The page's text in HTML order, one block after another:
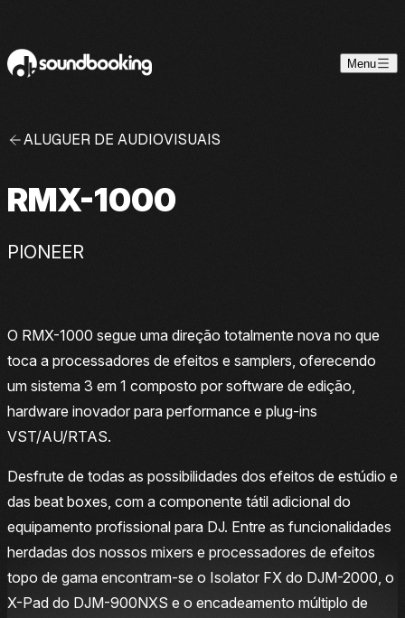
Menu
ALUGUER DE AUDIOVISUAIS
RMX-1000
PIONEER
O RMX-1000 segue uma direção totalmente nova no que
toca a processadores de efeitos e samplers, oferecendo
um sistema 3 em 1 composto por software de edição,
hardware inovador para performance e plug-ins
VST/AU/RTAS.
Desfrute de todas as possibilidades dos efeitos de estúdio e
das beat boxes, com a componente tátil adicional do
equipamento profissional para DJ. Entre as funcionalidades
herdadas dos nossos mixers e processadores de efeitos
topo de gama encontram-se o Isolator FX do DJM-2000, o
X-Pad do DJM-900NXS e o encadeamento múltiplo de